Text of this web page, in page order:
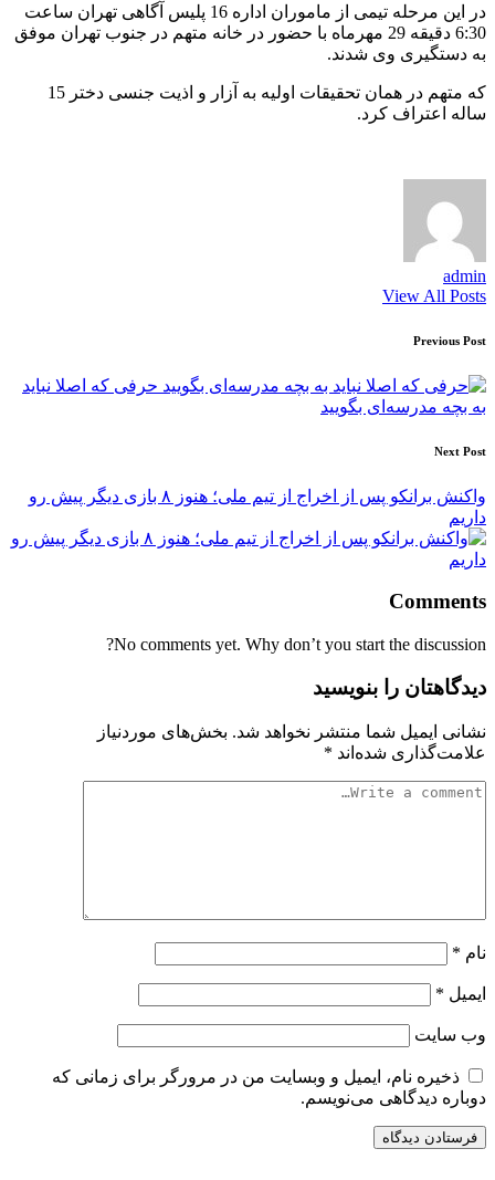
در این مرحله تیمی از ماموران اداره 16 پلیس آگاهی تهران ساعت
6:30 دقیقه 29 مهرماه با حضور در خانه متهم در جنوب تهران موفق
به دستگیری وی شدند.
که متهم در همان تحقیقات اولیه به آزار و اذیت جنسی دختر 15
ساله اعتراف کرد.
admin
View All Posts
Post
navigation
Previous Post
حرفی که اصلا نباید
به بچه مدرسه‌ای بگویید
Next Post
واکنش برانکو پس از اخراج از تیم ملی؛ هنوز ۸ بازی دیگر پیش رو
داریم
Comments
No comments yet. Why don’t you start the discussion?
دیدگاهتان را بنویسید
نشانی ایمیل شما منتشر نخواهد شد. بخش‌های موردنیاز
علامت‌گذاری شده‌اند *
نام *
ایمیل *
وب‌ سایت
ذخیره نام، ایمیل و وبسایت من در مرورگر برای زمانی که
دوباره دیدگاهی می‌نویسم.